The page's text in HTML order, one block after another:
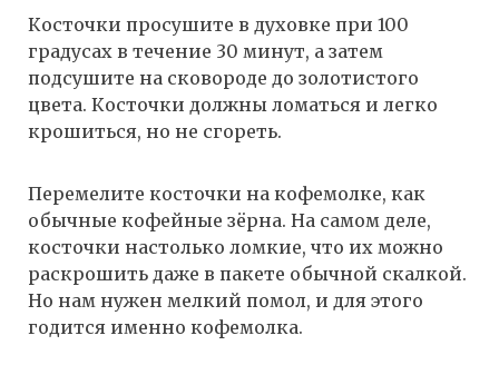
Косточки просушите в духовке при 100
градусах в течение 30 минут, а затем
подсушите на сковороде до золотистого
цвета. Косточки должны ломаться и легко
крошиться, но не сгореть.
Перемелите косточки на кофемолке, как
обычные кофейные зёрна. На самом деле,
косточки настолько ломкие, что их можно
раскрошить даже в пакете обычной скалкой.
Но нам нужен мелкий помол, и для этого
годится именно кофемолка.